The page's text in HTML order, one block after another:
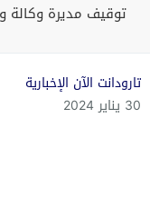
توقيف مديرة
تارودانت الآن الإخبارية
30 يناير 2024